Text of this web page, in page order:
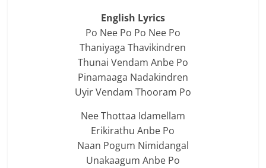
English Lyrics
Po Nee Po Po Nee Po
Thaniyaga Thavikindren
Thunai Vendam Anbe Po
Pinamaaga Nadakindren
Uyir Vendam Thooram Po
Nee Thottaa Idamellam
Erikirathu Anbe Po
Naan Pogum Nimidangal
Unakaagum Anbe Po